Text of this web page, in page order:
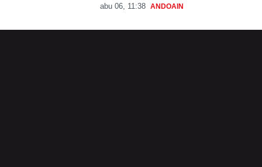
abu 06, 11:38 ANDOAIN